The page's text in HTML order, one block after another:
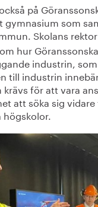
på
som
Skolans rektor
hur
industrin,
till industrin
krävs för att vara
att söka sig